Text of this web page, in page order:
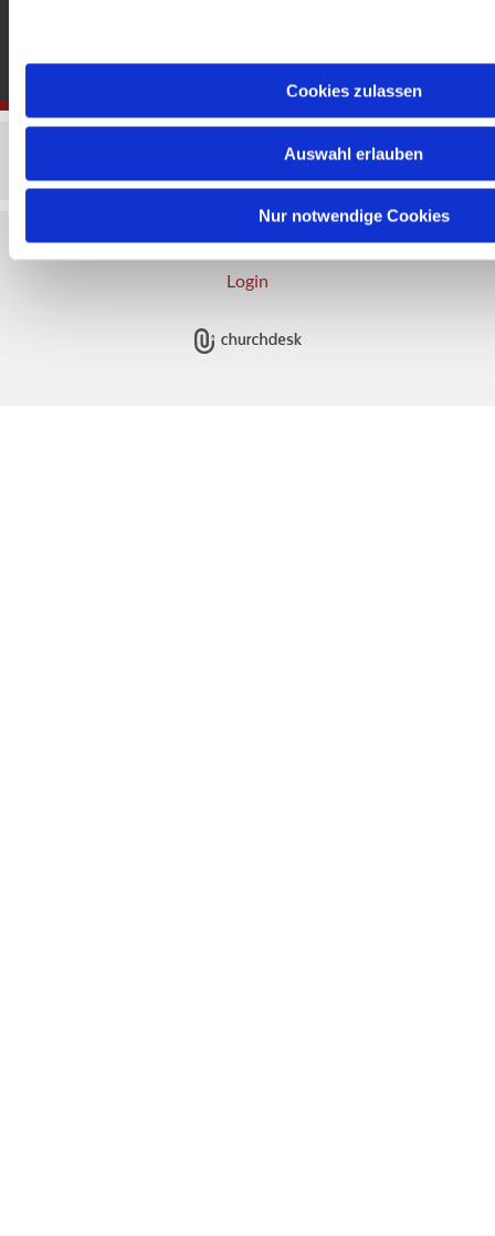
Cookies zulassen
Auswahl erlauben
Nur notwendige Cookies
Impressum Datenschutzerklärung
ChurchDesk-
Login